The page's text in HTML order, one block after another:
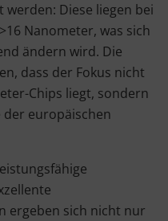
Diese liegen bei
Nanometer, was sich
ändern wird. Die
dass der Fokus nicht
Chips liegt, sondern
europäischen
ergeben sich nicht nur